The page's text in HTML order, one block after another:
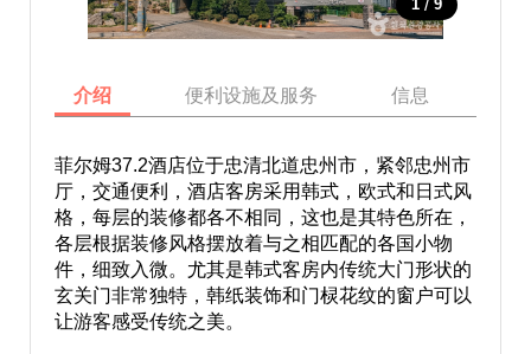
1 / 9
介绍 便利设施及服务 信息
菲尔姆37.2酒店位于忠清北道忠州市，紧邻忠州市
厅，交通便利，酒店客房采用韩式，欧式和日式风
格，每层的装修都各不相同，这也是其特色所在，
各层根据装修风格摆放着与之相匹配的各国小物
件，细致入微。尤其是韩式客房内传统大门形状的
玄关门非常独特，韩纸装饰和门棂花纹的窗户可以
让游客感受传统之美。